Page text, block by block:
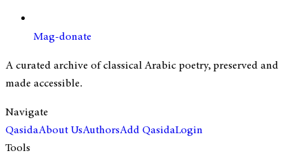
Mag-donate
A curated archive of classical Arabic poetry, preserved and
made accessible.
Navigate
QasidaAbout UsAuthorsAdd QasidaLogin
Tools